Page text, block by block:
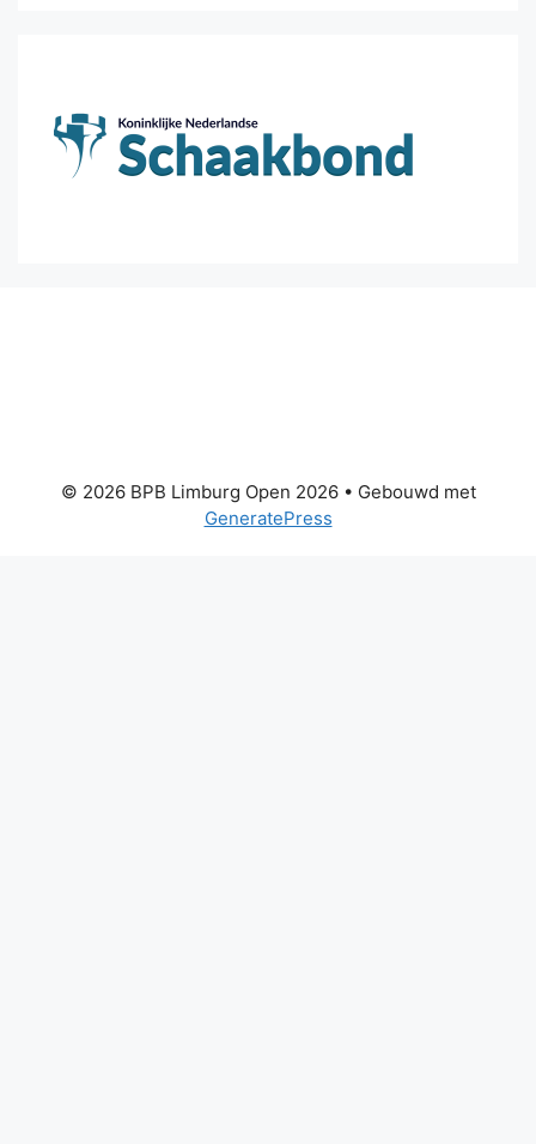
© 2026 BPB Limburg Open 2026• Gebouwd met
GeneratePress